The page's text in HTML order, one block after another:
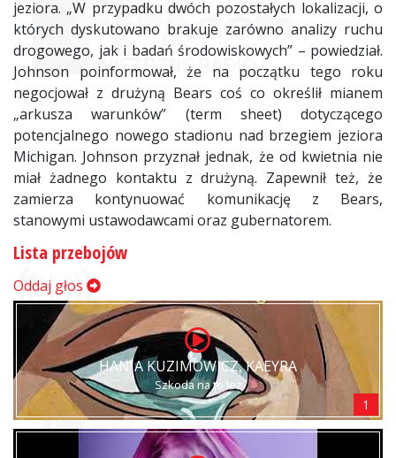
jeziora. „W przypadku dwóch pozostałych lokalizacji, o
których dyskutowano brakuje zarówno analizy ruchu
drogowego, jak i badań środowiskowych” – powiedział.
Johnson poinformował, że na początku tego roku
negocjował z drużyną Bears coś co określił mianem
„arkusza warunków” (term sheet) dotyczącego
potencjalnego nowego stadionu nad brzegiem jeziora
Michigan. Johnson przyznał jednak, że od kwietnia nie
miał żadnego kontaktu z drużyną. Zapewnił też, że
zamierza kontynuować komunikację z Bears,
stanowymi ustawodawcami oraz gubernatorem.
Lista przebojów
Oddaj głos
HANIA KUZIMOWICZ, KAEYRA
Szkoda na to łez
1